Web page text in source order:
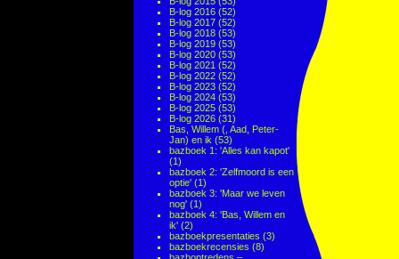
B-log 2016 (52)
B-log 2017 (52)
B-log 2018 (53)
B-log 2019 (53)
B-log 2020 (53)
B-log 2021 (52)
B-log 2022 (52)
B-log 2023 (52)
B-log 2024 (53)
B-log 2025 (53)
B-log 2026 (31)
Bas, Willem (, Aad, Peter-
Jan) en ik (53)
bazboek 1: 'Alles kan kapot'
(1)
bazboek 2: 'Zelfmoord is een
optie' (1)
bazboek 3: 'Maar we leven
nog' (1)
bazboek 4: 'Bas, Willem en
ik' (2)
bazboekpresentaties (3)
bazboekrecensies (8)